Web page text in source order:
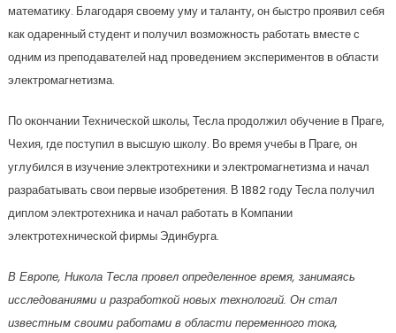
математику. Благодаря своему уму и таланту, он быстро проявил себя
как одаренный студент и получил возможность работать вместе с
одним из преподавателей над проведением экспериментов в области
электромагнетизма.
По окончании Технической школы, Тесла продолжил обучение в Праге,
Чехия, где поступил в высшую школу. Во время учебы в Праге, он
углубился в изучение электротехники и электромагнетизма и начал
разрабатывать свои первые изобретения. В 1882 году Тесла получил
диплом электротехника и начал работать в Компании
электротехнической фирмы Эдинбурга.
В Европе, Никола Тесла провел определенное время, занимаясь
исследованиями и разработкой новых технологий. Он стал
известным своими работами в области переменного тока,